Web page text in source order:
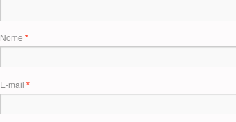
Nome *
E-mail *